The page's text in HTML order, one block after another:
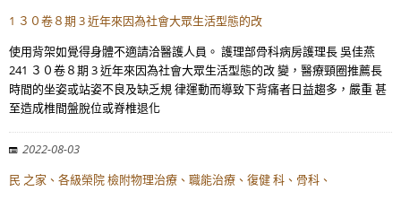
1 ３０卷８期 3 近年來因為社會大眾生活型態的改
使用背架如覺得身體不適請洽醫護人員。 護理部骨科病房護理長 吳佳燕
241 ３０卷８期 3 近年來因為社會大眾生活型態的改 變，醫療頸圈推薦長
時間的坐姿或站姿不良及缺乏規 律運動而導致下背痛者日益趨多，嚴重 甚
至造成椎間盤脫位或脊椎退化
2022-08-03
民 之家、各級榮院 檢附物理治療、職能治療、復健 科、骨科、